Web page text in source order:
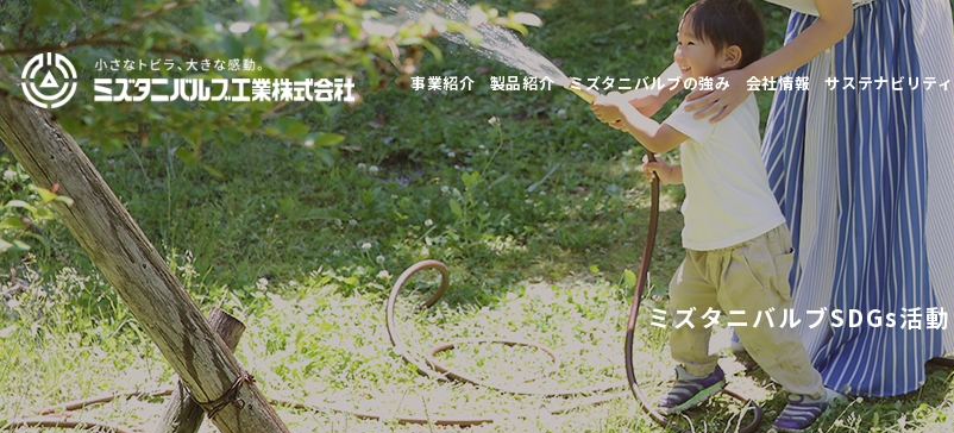
事業紹介 製品紹介 ミズタニバルブの強み 会社情報 サステナビリティ
ミズタニバルブSDGs活動